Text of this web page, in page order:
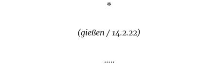
*
(gießen / 14.2.22)
…..